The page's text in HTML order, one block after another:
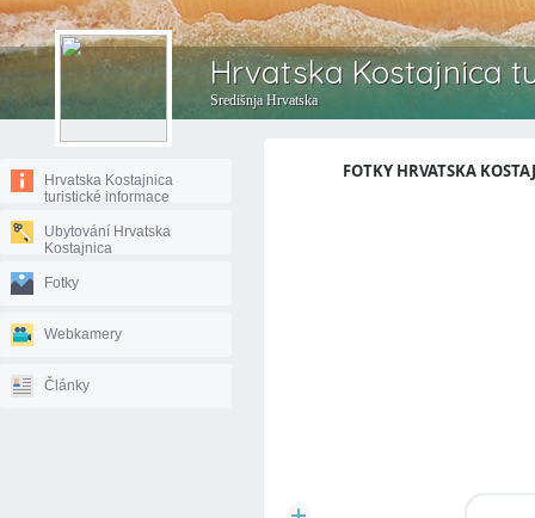
Hrvatska Kostajnica
Središnja Hrvatska
Hrvatska Kostajnica
turistické informace
Ubytování Hrvatska
Kostajnica
Fotky
Webkamery
Články
FOTKY HRVATSKA